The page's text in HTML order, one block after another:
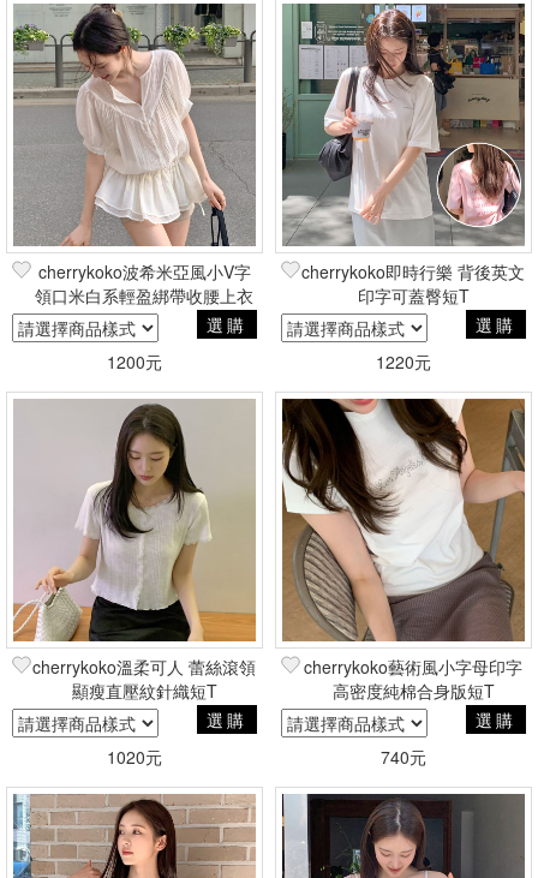
cherrykoko波希米亞風小V字
領口米白系輕盈綁帶收腰上衣
選購
1200元
cherrykoko即時行樂 背後英文
印字可蓋臀短T
選購
1220元
cherrykoko溫柔可人 蕾絲滾領
顯瘦直壓紋針織短T
選購
1020元
cherrykoko藝術風小字母印字
高密度純棉合身版短T
選購
740元